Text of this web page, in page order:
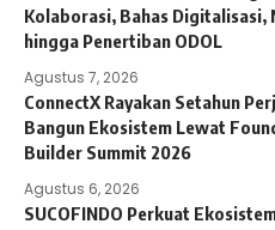
Kolaborasi, Bahas Digitalisasi,
hingga Penertiban ODOL
Agustus 7, 2026
ConnectX Rayakan Setahun
Bangun Ekosistem Lewat
Builder Summit 2026
Agustus 6, 2026
SUCOFINDO Perkuat